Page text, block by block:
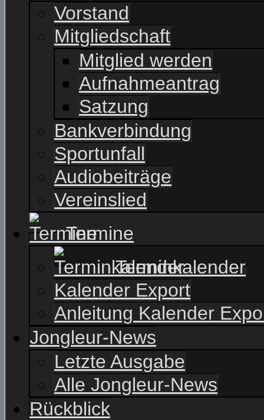
Vorstand
Mitgliedschaft
Mitglied werden
Aufnahmeantrag
Satzung
Bankverbindung
Sportunfall
Audiobeiträge
Vereinslied
Termine
Terminkalender
Kalender Export
Anleitung Kalender
Jongleur-News
Letzte Ausgabe
Alle Jongleur-News
Rückblick